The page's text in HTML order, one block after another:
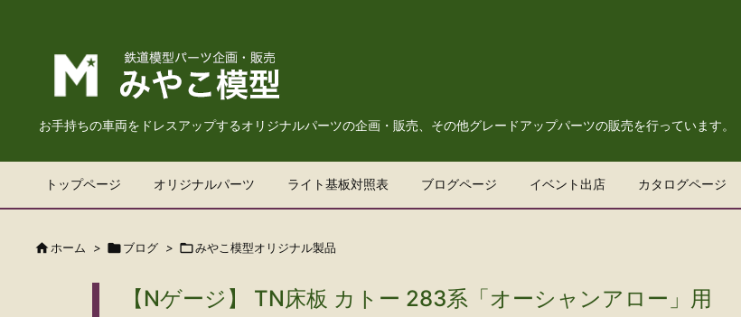
お手持ちの車両をドレスアップするオリジナルパーツの企画・販売、その他グレードアップパーツの販売を行っています。
トップページ オリジナルパーツ ライト基板対照表 ブログページ イベント出店 カタログページ
 ホーム > ブログ > みやこ模型オリジナル製品
【Nゲージ】 TN床板 カトー 283系「オーシャンアロー」用